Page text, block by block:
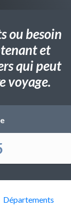
ou besoin
et
qui peut
voyage.
Départements